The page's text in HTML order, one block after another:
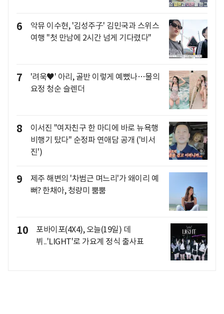
6
악뮤 이수현, '김성주子' 김민국과 스위스
여행 "첫 만남에 2시간 넘게 기다렸다"
7
'려욱♥' 아리, 골반 이렇게 예뻤나…물의
요정 청순 슬렌더
8
이서진 "여자친구 한 마디에 바로 뉴욕행
비행기 탔다" 순정파 연애담 공개 ('비서
진')
9
제주 해변의 '차범근 며느리'가 왜이리 예
뻐? 한채아, 청량미 뿜뿜
10
포바이포(4X4), 오늘(19일) 데
뷔..'LIGHT'로 가요계 정식 출사표